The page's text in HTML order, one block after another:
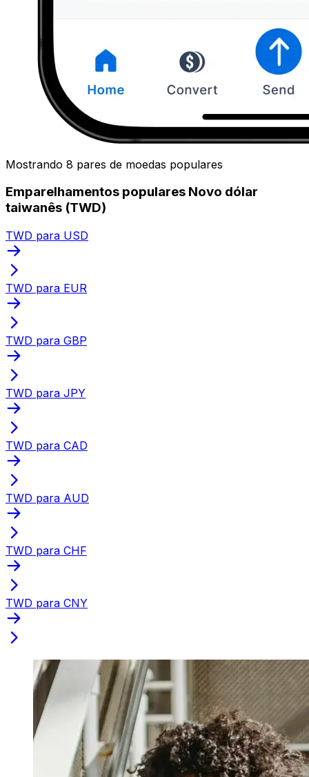
Mostrando 8 pares de moedas populares
Emparelhamentos populares Novo dólar
taiwanês (TWD)
TWD para USD
TWD para EUR
TWD para GBP
TWD para JPY
TWD para CAD
TWD para AUD
TWD para CHF
TWD para CNY